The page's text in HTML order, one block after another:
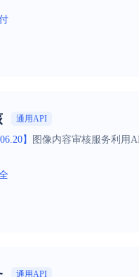
通用API
】 图像内容审核服务利用
通用API